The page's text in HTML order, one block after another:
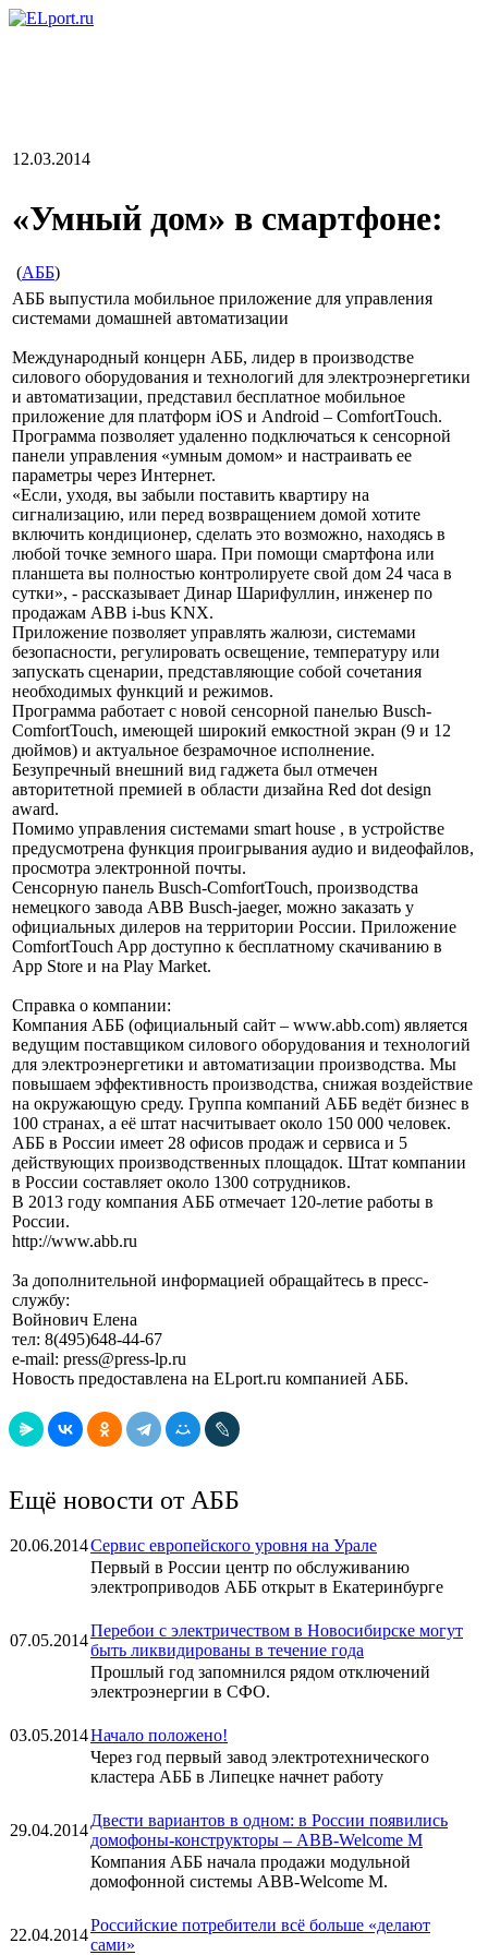
12.03.2014
«Умный дом» в смартфоне:
(АББ)
АББ выпустила мобильное приложение для управления
системами домашней автоматизации
Международный концерн АББ, лидер в производстве
силового оборудования и технологий для электроэнергетики
и автоматизации, представил бесплатное мобильное
приложение для платформ iOS и Android – ComfortTouch.
Программа позволяет удаленно подключаться к сенсорной
панели управления «умным домом» и настраивать ее
параметры через Интернет.
«Если, уходя, вы забыли поставить квартиру на
сигнализацию, или перед возвращением домой хотите
включить кондиционер, сделать это возможно, находясь в
любой точке земного шара. При помощи смартфона или
планшета вы полностью контролируете свой дом 24 часа в
сутки», - рассказывает Динар Шарифуллин, инженер по
продажам ABB i-bus KNX.
Приложение позволяет управлять жалюзи, системами
безопасности, регулировать освещение, температуру или
запускать сценарии, представляющие собой сочетания
необходимых функций и режимов.
Программа работает с новой сенсорной панелью Busch-
ComfortTouch, имеющей широкий емкостной экран (9 и 12
дюймов) и актуальное безрамочное исполнение.
Безупречный внешний вид гаджета был отмечен
авторитетной премией в области дизайна Red dot design
award.
Помимо управления системами smart house , в устройстве
предусмотрена функция проигрывания аудио и видеофайлов,
просмотра электронной почты.
Сенсорную панель Busch-ComfortTouch, производства
немецкого завода ABB Busch-jaeger, можно заказать у
официальных дилеров на территории России. Приложение
ComfortTouch App доступно к бесплатному скачиванию в
App Store и на Play Market.
Справка о компании:
Компания АББ (официальный сайт – www.abb.com) является
ведущим поставщиком силового оборудования и технологий
для электроэнергетики и автоматизации производства. Мы
повышаем эффективность производства, снижая воздействие
на окружающую среду. Группа компаний АББ ведёт бизнес в
100 странах, а её штат насчитывает около 150 000 человек.
АББ в России имеет 28 офисов продаж и сервиса и 5
действующих производственных площадок. Штат компании
в России составляет около 1300 сотрудников.
В 2013 году компания АББ отмечает 120-летие работы в
России.
http://www.abb.ru
За дополнительной информацией обращайтесь в пресс-
службу:
Войнович Елена
тел: 8(495)648-44-67
e-mail: press@press-lp.ru
Новость предоставлена на ELport.ru компанией АББ.
Ещё новости от АББ
20.06.2014Сервис европейского уровня на Урале
Первый в России центр по обслуживанию
электроприводов АББ открыт в Екатеринбурге
07.05.2014
Перебои с электричеством в Новосибирске могут
быть ликвидированы в течение года
Прошлый год запомнился рядом отключений
электроэнергии в СФО.
03.05.2014Начало положено!
Через год первый завод электротехнического
кластера АББ в Липецке начнет работу
29.04.2014
Двести вариантов в одном: в России появились
домофоны-конструкторы – ABB-Welcome M
Компания АББ начала продажи модульной
домофонной системы ABB-Welcome M.
22.04.2014
Российские потребители всё больше «делают
сами»